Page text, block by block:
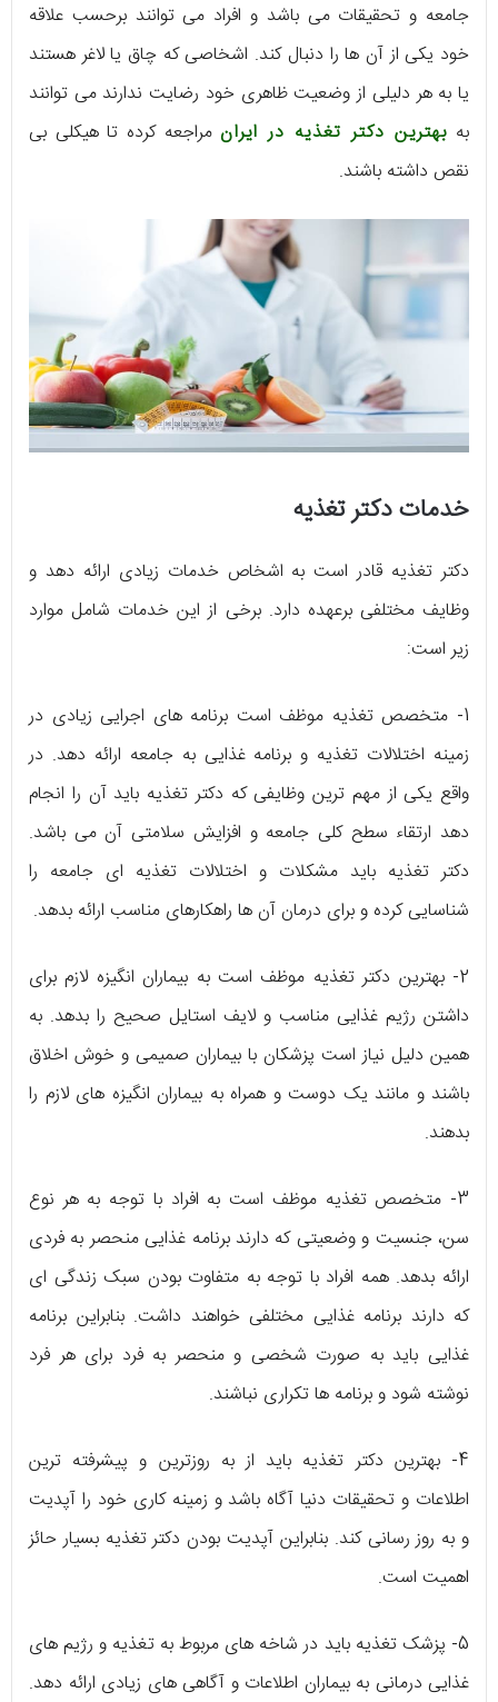
جامعه و تحقیقات می باشد و افراد می توانند برحسب علاقه
خود یکی از آن ها را دنبال کند. اشخاصی که چاق یا لاغر هستند
یا به هر دلیلی از وضعیت ظاهری خود رضایت ندارند می توانند
به بهترین دکتر تغذیه در ایرانمراجعه کرده تا هیکلی بی
نقص داشته باشند.
خدمات دکتر تغذیه
دکتر تغذیه قادر است به اشخاص خدمات زیادی ارائه دهد و
وظایف مختلفی برعهده دارد. برخی از این خدمات شامل موارد
زیر است:
1- متخصص تغذیه موظف است برنامه های اجرایی زیادی در
زمینه اختلالات تغذیه و برنامه غذایی به جامعه ارائه دهد. در
واقع یکی از مهم ترین وظایفی که دکتر تغذیه باید آن را انجام
دهد ارتقاء سطح کلی جامعه و افزایش سلامتی آن می باشد.
دکتر تغذیه باید مشکلات و اختلالات تغذیه ای جامعه را
شناسایی کرده و برای درمان آن ها راهکارهای مناسب ارائه بدهد.
2- بهترین دکتر تغذیه موظف است به بیماران انگیزه لازم برای
داشتن رژیم غذایی مناسب و لایف استایل صحیح را بدهد. به
همین دلیل نیاز است پزشکان با بیماران صمیمی و خوش اخلاق
باشند و مانند یک دوست و همراه به بیماران انگیزه های لازم را
بدهند.
3- متخصص تغذیه موظف است به افراد با توجه به هر نوع
سن، جنسیت و وضعیتی که دارند برنامه غذایی منحصر به فردی
ارائه بدهد. همه افراد با توجه به متفاوت بودن سبک زندگی ای
که دارند برنامه غذایی مختلفی خواهند داشت. بنابراین برنامه
غذایی باید به صورت شخصی و منحصر به فرد برای هر فرد
نوشته شود و برنامه ها تکراری نباشند.
4- بهترین دکتر تغذیه باید از به روزترین و پیشرفته ترین
اطلاعات و تحقیقات دنیا آگاه باشد و زمینه کاری خود را آپدیت
و به روز رسانی کند. بنابراین آپدیت بودن دکتر تغذیه بسیار حائز
اهمیت است.
5- پزشک تغذیه باید در شاخه های مربوط به تغذیه و رژیم های
غذایی درمانی به بیماران اطلاعات و آگاهی های زیادی ارائه دهد.